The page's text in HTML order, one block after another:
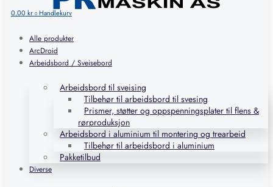
0.00kr 0 Handlekurv
Alle produkter
ArcDroid
Arbeidsbord / Sveisebord
Arbeidsbord til sveising
Tilbehør til arbeidsbord til svesing
Prismer, støtter og oppspenningsplater til flens &
rørproduksjon
Arbeidsbord i aluminium til montering og trearbeid
Tilbehør til arbeidsbord i aluminium
Pakketilbud
Diverse